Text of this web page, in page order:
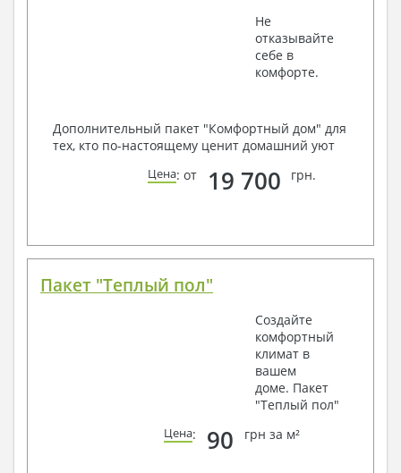
Не
отказывайте
себе в
комфорте.
Дополнительный пакет "Комфортный дом" для
тех, кто по-настоящему ценит домашний уют
Цена: от 19 700 грн.
Пакет "Теплый пол"
Создайте
комфортный
климат в
вашем
доме. Пакет
"Теплый пол"
Цена: 90 грн за м²